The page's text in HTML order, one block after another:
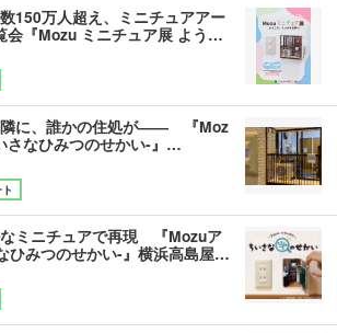
150万人超え、ミニチュアアー
会『Mozu ミニチュア展 よう…
隣に、誰かの住処が―― 『Moz
さなひみつのせかい-』…
ミニチュアで再現 『Mozuア
ひみつのせかい-』横浜高島屋…